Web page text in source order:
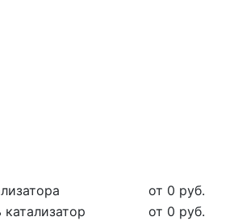
от 0 руб.
от 0 руб.